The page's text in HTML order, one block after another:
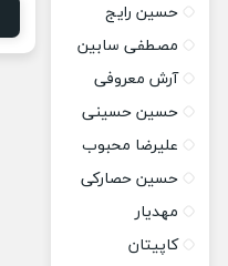
حسین رایج
مصطفی سابین
آرش معروفی
حسین حسینی
علیرضا محبوب
حسین حصارکی
مهدیار
کاپیتان